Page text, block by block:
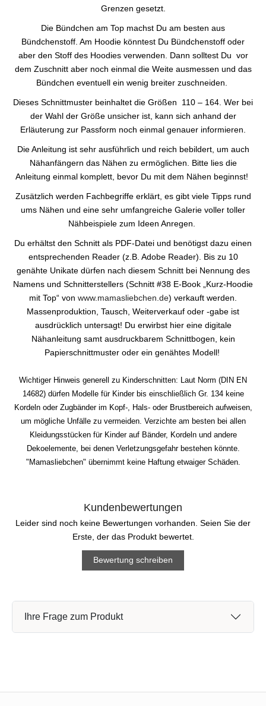
Grenzen gesetzt.
Die Bündchen am Top machst Du am besten aus
Bündchenstoff. Am Hoodie könntest Du Bündchenstoff oder
aber den Stoff des Hoodies verwenden. Dann solltest Du vor
dem Zuschnitt aber noch einmal die Weite ausmessen und das
Bündchen eventuell ein wenig breiter zuschneiden.
Dieses Schnittmuster beinhaltet die Größen 110 – 164. Wer bei
der Wahl der Größe unsicher ist, kann sich anhand der
Erläuterung zur Passform noch einmal genauer informieren.
Die Anleitung ist sehr ausführlich und reich bebildert, um auch
Nähanfängern das Nähen zu ermöglichen. Bitte lies die
Anleitung einmal komplett, bevor Du mit dem Nähen beginnst!
Zusätzlich werden Fachbegriffe erklärt, es gibt viele Tipps rund
ums Nähen und eine sehr umfangreiche Galerie voller toller
Nähbeispiele zum Ideen Anregen.
Du erhältst den Schnitt als PDF-Datei und benötigst dazu einen
entsprechenden Reader (z.B. Adobe Reader). Bis zu 10
genähte Unikate dürfen nach diesem Schnitt bei Nennung des
Namens und Schnitterstellers (Schnitt #38 E-Book „Kurz-Hoodie
mit Top“ von www.mamasliebchen.de) verkauft werden.
Massenproduktion, Tausch, Weiterverkauf oder -gabe ist
ausdrücklich untersagt! Du erwirbst hier eine digitale
Nähanleitung samt ausdruckbarem Schnittbogen, kein
Papierschnittmuster oder ein genähtes Modell!
Wichtiger Hinweis generell zu Kinderschnitten: Laut Norm (DIN EN
14682) dürfen Modelle für Kinder bis einschließlich Gr. 134 keine
Kordeln oder Zugbänder im Kopf-, Hals- oder Brustbereich aufweisen,
um mögliche Unfälle zu vermeiden. Verzichte am besten bei allen
Kleidungsstücken für Kinder auf Bänder, Kordeln und andere
Dekoelemente, bei denen Verletzungsgefahr bestehen könnte.
"Mamasliebchen" übernimmt keine Haftung etwaiger Schäden.
Kundenbewertungen
Leider sind noch keine Bewertungen vorhanden. Seien Sie der
Erste, der das Produkt bewertet.
Bewertung schreiben
Ihre Frage zum Produkt